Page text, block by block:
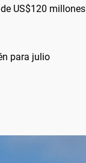
US$120 millones
para julio